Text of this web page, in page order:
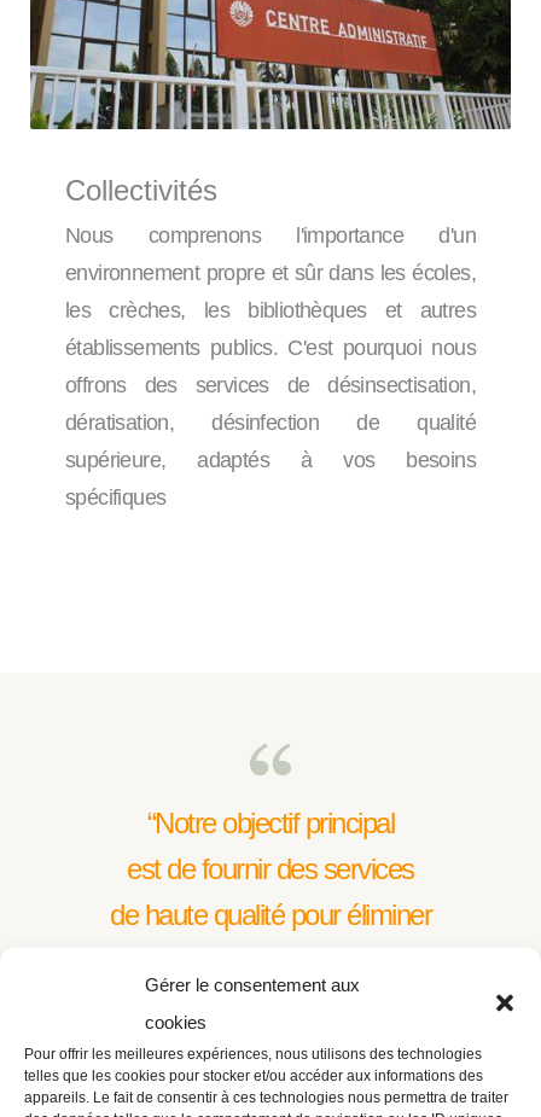
Gérer le consentement aux
cookies
Pour offrir les meilleures expériences, nous utilisons des technologies
telles que les cookies pour stocker et/ou accéder aux informations des
appareils. Le fait de consentir à ces technologies nous permettra de traiter
Collectivités
Nous comprenons l'importance d'un
environnement propre et sûr dans les écoles,
les crèches, les bibliothèques et autres
établissements publics. C'est pourquoi nous
offrons des services de désinsectisation,
dératisation, désinfection de qualité
supérieure, adaptés à vos besoins
spécifiques
“Notre objectif principal
est de fournir des services
de haute qualité pour éliminer
d'insectes envahissants.
Nous sommes dédiés à la protection de la